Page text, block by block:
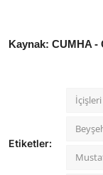
Kaynak: CUMHA -
Etiketler: